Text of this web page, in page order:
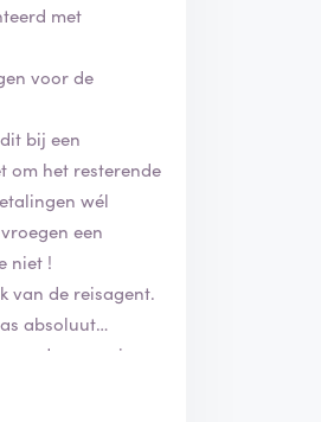
met
voor de
bij een
om het resterende
wél
een
niet !
van de reisagent.
absoluut
de excursies.